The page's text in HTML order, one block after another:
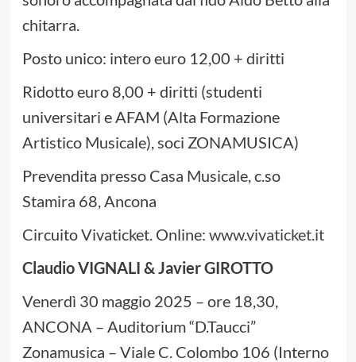
chitarra.
Posto unico: intero euro 12,00 + diritti
Ridotto euro 8,00 + diritti (studenti
universitari e AFAM (Alta Formazione
Artistico Musicale), soci ZONAMUSICA)
Prevendita presso Casa Musicale, c.so
Stamira 68, Ancona
Circuito Vivaticket. Online: www.vivaticket.it
Claudio VIGNALI & Javier GIROTTO
Venerdì 30 maggio 2025 – ore 18,30,
ANCONA – Auditorium “D.Taucci”
Zonamusica – Viale C. Colombo 106 (Interno